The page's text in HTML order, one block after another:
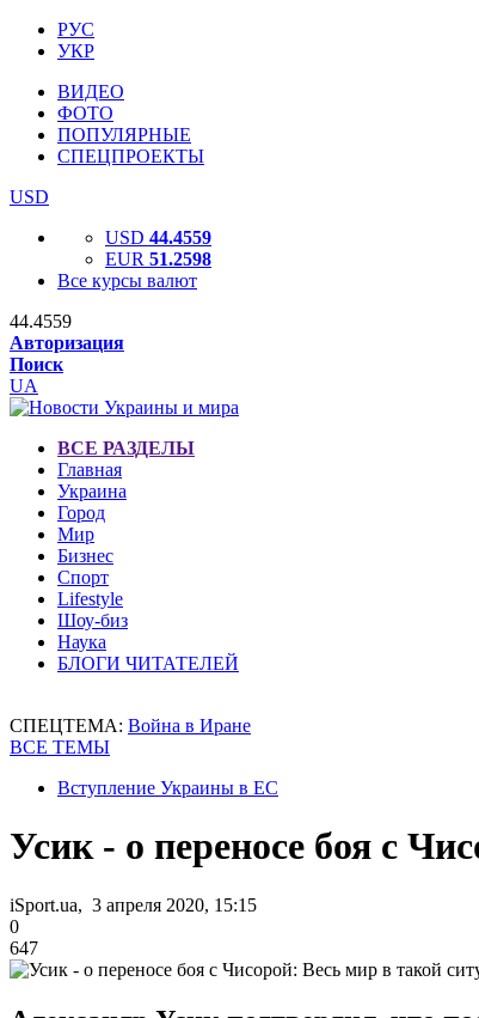
РУС
УКР
ВИДЕО
ФОТО
ПОПУЛЯРНЫЕ
СПЕЦПРОЕКТЫ
USD
USD 44.4559
EUR 51.2598
Все курсы валют
44.4559
Авторизация
Поиск
UA
ВСЕ РАЗДЕЛЫ
Главная
Украина
Город
Мир
Бизнес
Спорт
Lifestyle
Шоу-биз
Наука
БЛОГИ ЧИТАТЕЛЕЙ
СПЕЦТЕМА: Война в Иране
ВСЕ ТЕМЫ
Вступление Украины в ЕС
Усик - о переносе боя с
iSport.ua, 3 апреля 2020, 15:15
0
647